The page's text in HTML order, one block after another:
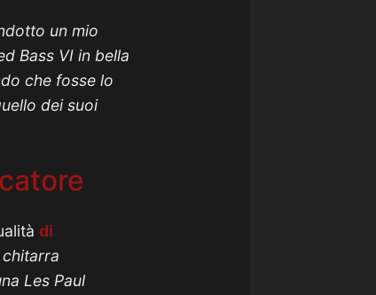
un mio
Bass VI in bella
che fosse lo
dei suoi
di
chitarra
Les Paul